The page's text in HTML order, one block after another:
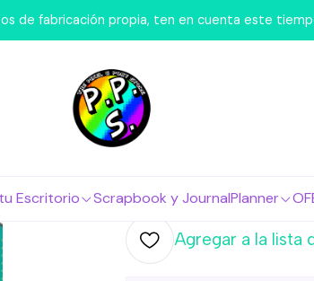
Escritorio Scrapbook y JournalPlanner
de fabricación propia, ten en cuenta este
FlashCards Flashcard - Cactus Fichas
|
Flashcard
Cantidad
Agregar a la lista